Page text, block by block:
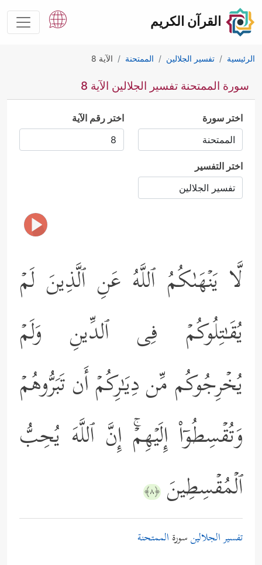
القرآن الكريم
الرئيسية تفسير الجلالين الممتحنة الآية 8
سورة الممتحنة تفسير الجلالين الآية 8
اختر سورة اختر رقم الآية
اختر التفسير
لَّا یَنۡهَىٰكُمُ ٱللَّهُ عَنِ ٱلَّذِینَ لَمۡ
یُقَـٰتِلُوكُمۡ فِی ٱلدِّینِ وَلَمۡ
یُخۡرِجُوكُم مِّن دِیَـٰرِكُمۡ أَن تَبَرُّوهُمۡ
وَتُقۡسِطُوۤاْ إِلَیۡهِمۡۚ إِنَّ ٱللَّهَ یُحِبُّ
ٱلۡمُقۡسِطِینَ ﴿٨﴾
تفسير الجلالينسورة الممتحنة